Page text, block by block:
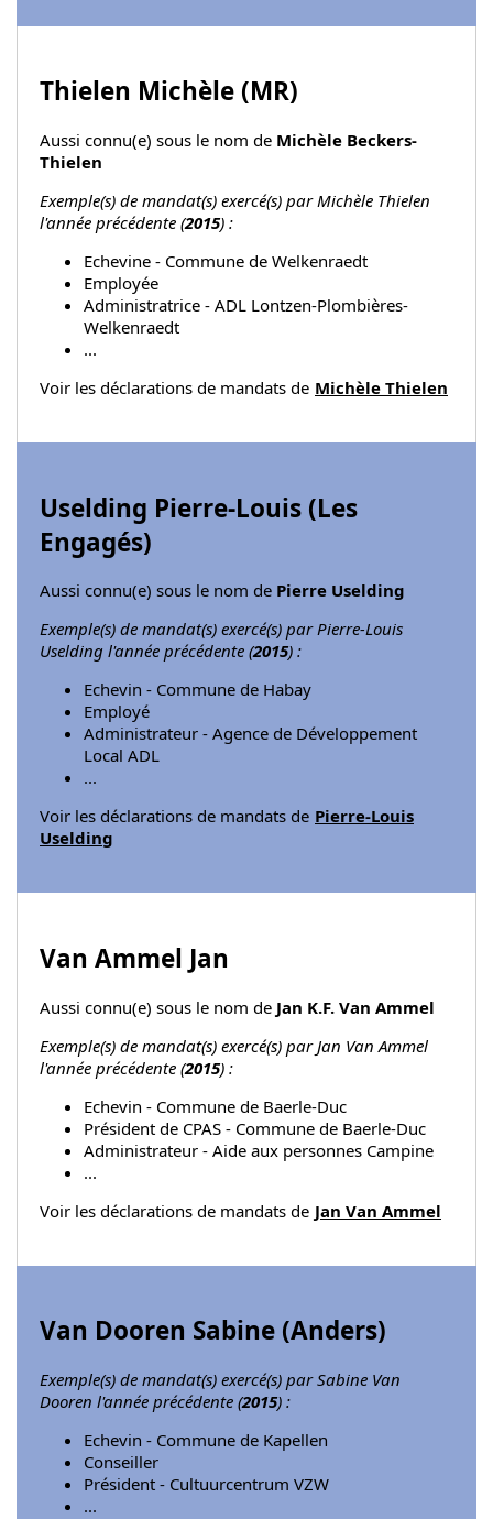
Thielen Michèle (MR)
Aussi connu(e) sous le nom de Michèle Beckers-
Thielen
Exemple(s) de mandat(s) exercé(s) par Michèle Thielen
l'année précédente (2015) :
Echevine - Commune de Welkenraedt
Employée
Administratrice - ADL Lontzen-Plombières-
Welkenraedt
...
Voir les déclarations de mandats de Michèle Thielen
Uselding Pierre-Louis (Les
Engagés)
Aussi connu(e) sous le nom de Pierre Uselding
Exemple(s) de mandat(s) exercé(s) par Pierre-Louis
Uselding l'année précédente (2015) :
Echevin - Commune de Habay
Employé
Administrateur - Agence de Développement
Local ADL
...
Voir les déclarations de mandats de Pierre-Louis
Uselding
Van Ammel Jan
Aussi connu(e) sous le nom de Jan K.F. Van Ammel
Exemple(s) de mandat(s) exercé(s) par Jan Van Ammel
l'année précédente (2015) :
Echevin - Commune de Baerle-Duc
Président de CPAS - Commune de Baerle-Duc
Administrateur - Aide aux personnes Campine
...
Voir les déclarations de mandats de Jan Van Ammel
Van Dooren Sabine (Anders)
Exemple(s) de mandat(s) exercé(s) par Sabine Van
Dooren l'année précédente (2015) :
Echevin - Commune de Kapellen
Conseiller
Président - Cultuurcentrum VZW
...